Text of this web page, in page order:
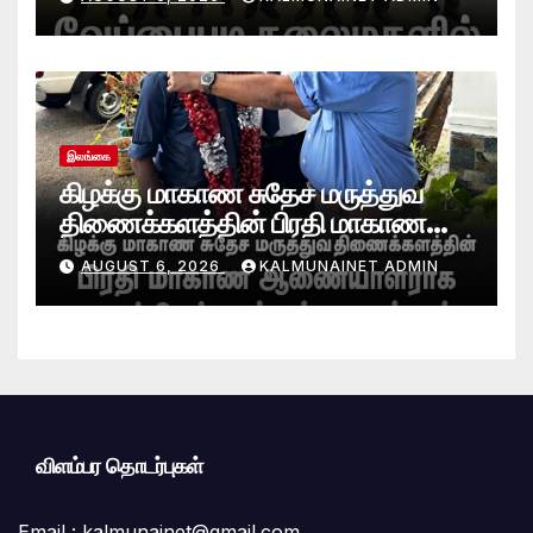
இலங்கை
கிழக்கு மாகாண சுதேச மருத்துவ
திணைக்களத்தின் பிரதி மாகாண
ஆணையாளராக வைத்தியர் அன்டன்
அனஸ்டீன் கடமையேற்பு!
AUGUST 6, 2026 KALMUNAINET ADMIN
விளம்பர தொடர்புகள்